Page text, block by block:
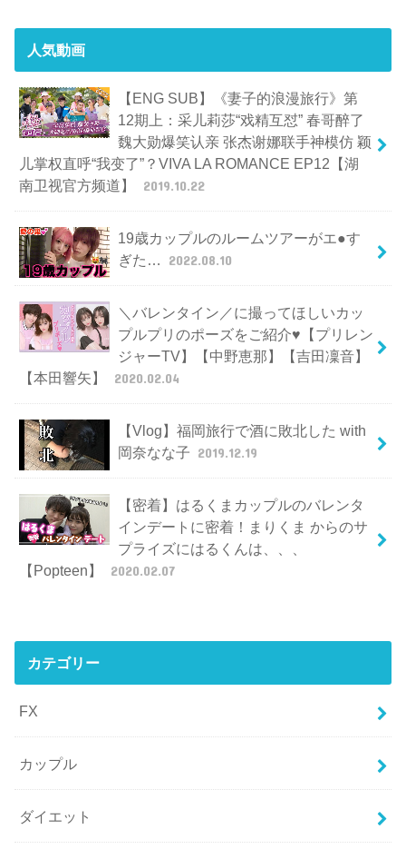
人気動画
【ENG SUB】《妻子的浪漫旅行》第
12期上：采儿莉莎“戏精互怼” 春哥醉了
魏大勋爆笑认亲 张杰谢娜联手神模仿 颖
儿掌权直呼“我变了”？VIVA LA ROMANCE EP12【湖
南卫视官方频道】
2019.10.22
19歳カップルのルームツアーがエ●す
ぎた…
2022.08.10
＼バレンタイン／に撮ってほしいカッ
プルプリのポーズをご紹介♥【プリレン
ジャーTV】【中野恵那】【吉田凜音】
【本田響矢】
2020.02.04
【Vlog】福岡旅行で酒に敗北した with
岡奈なな子 2019.12.19
【密着】はるくまカップルのバレンタ
インデートに密着！まりくま からのサ
プライズにはるくんは、、、
【Popteen】
2020.02.07
カテゴリー
FX
カップル
ダイエット